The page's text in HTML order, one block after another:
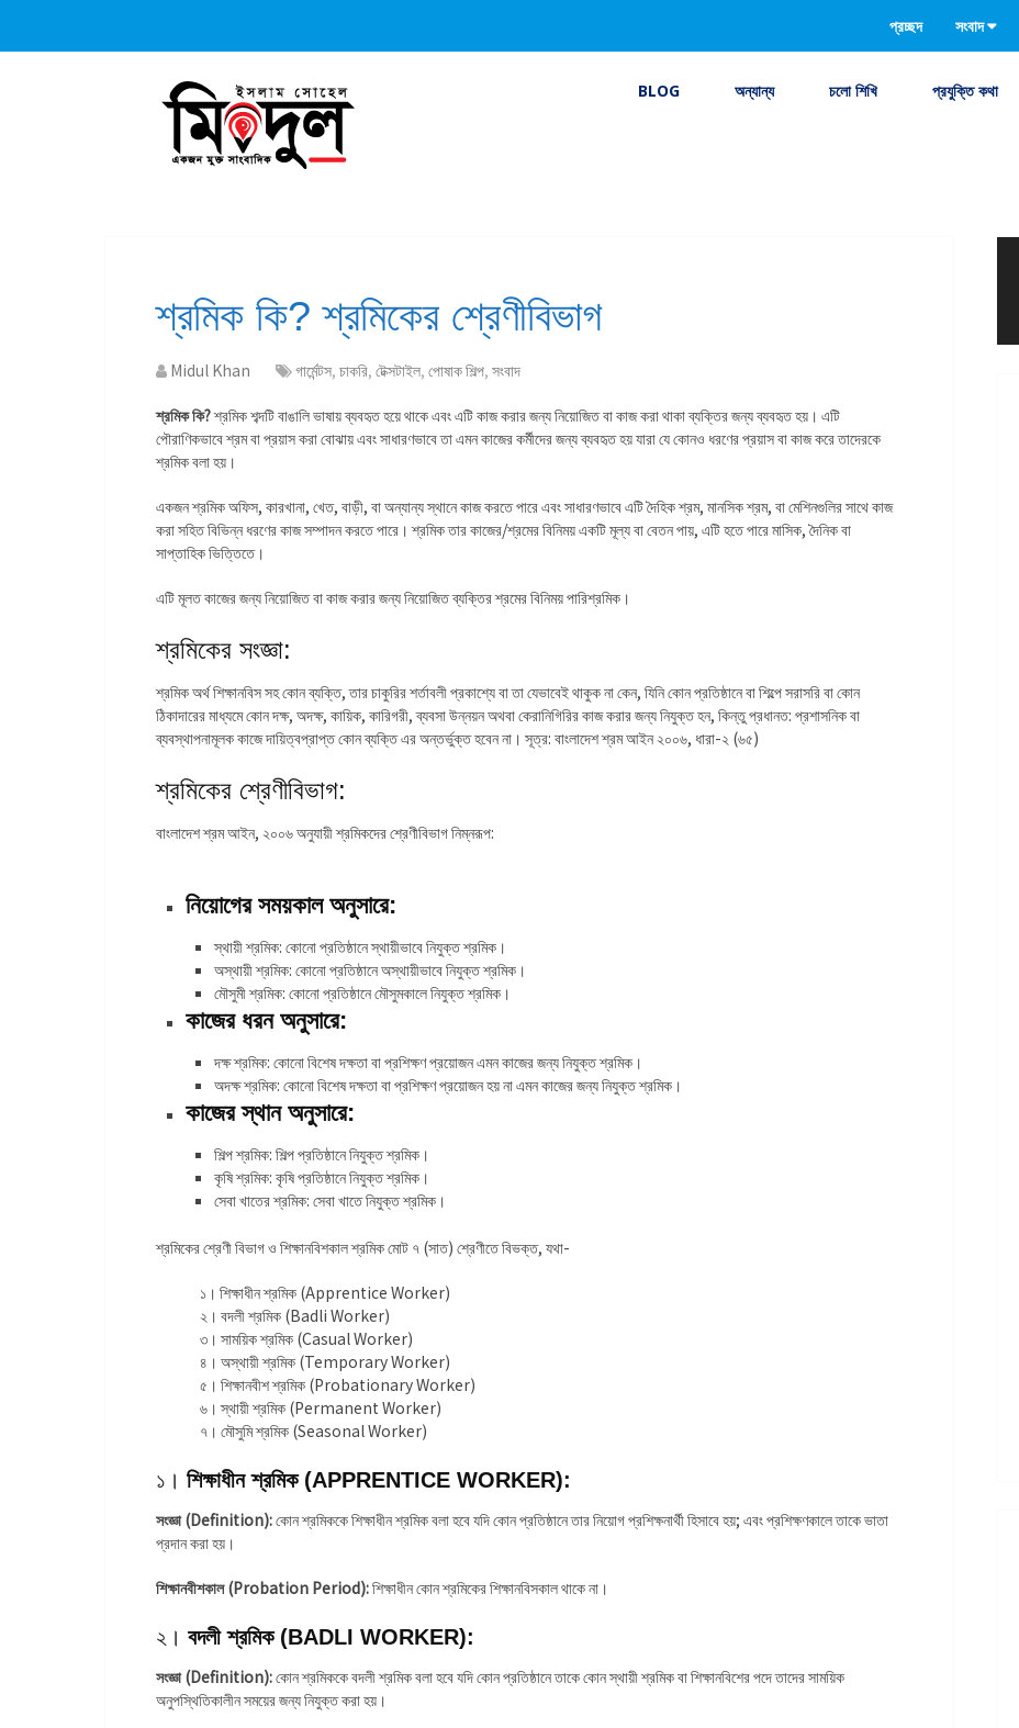
প্রচ্ছদ সংবাদ
BLOG অন্যান্য চলো শিখি প্রযুক্তি কথা
শ্রমিক কি? শ্রমিকের শ্রেণীবিভাগ
Midul Khan গার্মেন্টস, চাকরি, টেক্সটাইল, পোষাক শিল্প, সংবাদ
শ্রমিক কি?শ্রমিক শব্দটি বাঙালি ভাষায় ব্যবহৃত হয়ে থাকে এবং এটি কাজ করার জন্য নিয়োজিত বা কাজ করা থাকা ব্যক্তির জন্য ব্যবহৃত হয়। এটি
পৌরাণিকভাবে শ্রম বা প্রয়াস করা বোঝায় এবং সাধারণভাবে তা এমন কাজের কর্মীদের জন্য ব্যবহৃত হয় যারা যে কোনও ধরণের প্রয়াস বা কাজ করে তাদেরকে
শ্রমিক বলা হয়।
একজন শ্রমিক অফিস, কারখানা, খেত, বাড়ী, বা অন্যান্য স্থানে কাজ করতে পারে এবং সাধারণভাবে এটি দৈহিক শ্রম, মানসিক শ্রম, বা মেশিনগুলির সাথে কাজ
করা সহিত বিভিন্ন ধরণের কাজ সম্পাদন করতে পারে। শ্রমিক তার কাজের/শ্রমের বিনিময় একটি মূল্য বা বেতন পায়, এটি হতে পারে মাসিক, দৈনিক বা
সাপ্তাহিক ভিত্তিতে।
এটি মূলত কাজের জন্য নিয়োজিত বা কাজ করার জন্য নিয়োজিত ব্যক্তির শ্রমের বিনিময় পারিশ্রমিক।
শ্রমিকের সংজ্ঞা:
শ্রমিক অর্থ শিক্ষানবিস সহ কোন ব্যক্তি, তার চাকুরির শর্তাবলী প্রকাশ্যে বা তা যেভাবেই থাকুক না কেন, যিনি কোন প্রতিষ্ঠানে বা শিল্পে সরাসরি বা কোন
ঠিকাদারের মাধ্যমে কোন দক্ষ, অদক্ষ, কায়িক, কারিগরী, ব্যবসা উন্নয়ন অথবা কেরানিগিরির কাজ করার জন্য নিযুক্ত হন, কিন্তু প্রধানত: প্রশাসনিক বা
ব্যবস্থাপনামূলক কাজে দায়িত্বপ্রাপ্ত কোন ব্যক্তি এর অন্তর্ভুক্ত হবেন না। সূত্র: বাংলাদেশ শ্রম আইন ২০০৬, ধারা-২ (৬৫)
শ্রমিকের শ্রেণীবিভাগ:
বাংলাদেশ শ্রম আইন, ২০০৬ অনুযায়ী শ্রমিকদের শ্রেণীবিভাগ নিম্নরূপ:
নিয়োগের সময়কাল অনুসারে:
স্থায়ী শ্রমিক: কোনো প্রতিষ্ঠানে স্থায়ীভাবে নিযুক্ত শ্রমিক।
অস্থায়ী শ্রমিক: কোনো প্রতিষ্ঠানে অস্থায়ীভাবে নিযুক্ত শ্রমিক।
মৌসুমী শ্রমিক: কোনো প্রতিষ্ঠানে মৌসুমকালে নিযুক্ত শ্রমিক।
কাজের ধরন অনুসারে:
দক্ষ শ্রমিক: কোনো বিশেষ দক্ষতা বা প্রশিক্ষণ প্রয়োজন এমন কাজের জন্য নিযুক্ত শ্রমিক।
অদক্ষ শ্রমিক: কোনো বিশেষ দক্ষতা বা প্রশিক্ষণ প্রয়োজন হয় না এমন কাজের জন্য নিযুক্ত শ্রমিক।
কাজের স্থান অনুসারে:
শিল্প শ্রমিক: শিল্প প্রতিষ্ঠানে নিযুক্ত শ্রমিক।
কৃষি শ্রমিক: কৃষি প্রতিষ্ঠানে নিযুক্ত শ্রমিক।
সেবা খাতের শ্রমিক: সেবা খাতে নিযুক্ত শ্রমিক।
শ্রমিকের শ্রেণী বিভাগ ও শিক্ষানবিশকাল শ্রমিক মোট ৭ (সাত) শ্রেণীতে বিভক্ত, যথা-
১। শিক্ষাধীন শ্রমিক (Apprentice Worker)
২। বদলী শ্রমিক (Badli Worker)
৩। সাময়িক শ্রমিক (Casual Worker)
৪। অস্থায়ী শ্রমিক (Temporary Worker)
৫। শিক্ষানবীশ শ্রমিক (Probationary Worker)
৬। স্থায়ী শ্রমিক (Permanent Worker)
৭। মৌসুমি শ্রমিক (Seasonal Worker)
১। শিক্ষাধীন শ্রমিক (APPRENTICE WORKER):
সংজ্ঞা (Definition):কোন শ্রমিককে শিক্ষাধীন শ্রমিক বলা হবে যদি কোন প্রতিষ্ঠানে তার নিয়োগ প্রশিক্ষনার্থী হিসাবে হয়; এবং প্রশিক্ষণকালে তাকে ভাতা
প্রদান করা হয়।
শিক্ষানবীশকাল (Probation Period):শিক্ষাধীন কোন শ্রমিকের শিক্ষানবিসকাল থাকে না।
২। বদলী শ্রমিক (BADLI WORKER):
সংজ্ঞা (Definition):কোন শ্রমিককে বদলী শ্রমিক বলা হবে যদি কোন প্রতিষ্ঠানে তাকে কোন স্থায়ী শ্রমিক বা শিক্ষানবিশের পদে তাদের সাময়িক
অনুপস্থিতিকালীন সময়ের জন্য নিযুক্ত করা হয়।